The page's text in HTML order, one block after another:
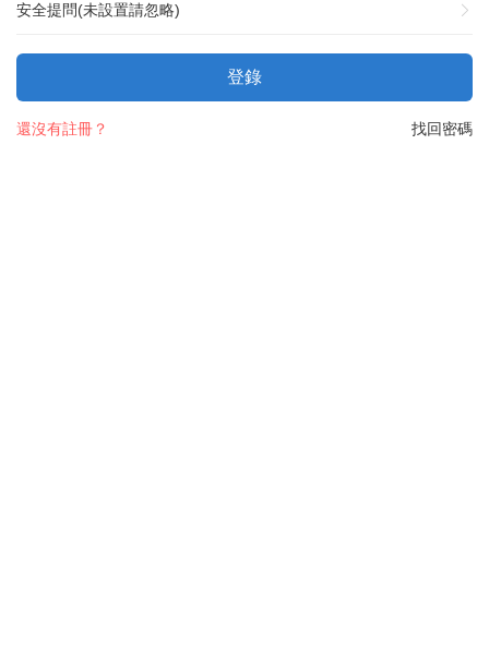
安全提問(未設置請忽略)
登錄
找回密碼
還沒有註冊？